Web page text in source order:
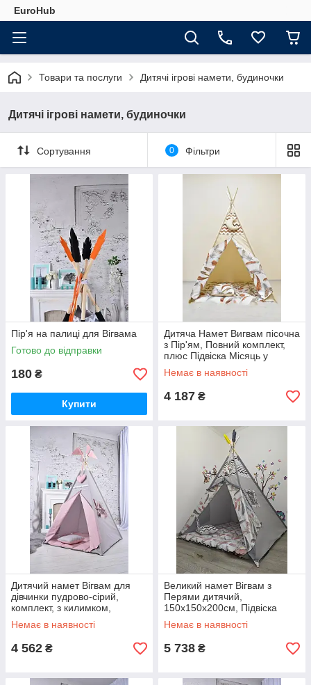
EuroHub
Товари та послуги Дитячі ігрові намети, будиночки
Дитячі ігрові намети, будиночки
Сортування 0 Фільтри
Пір'я на палиці для Вігвама
Готово до відправки
180 ₴
Купити
Дитяча Намет Вигвам пісочна
з Пір'ям, Повний комплект,
плюс Підвіска Місяць у
подарунок
Немає в наявності
4 187 ₴
Дитячий намет Вігвам для
дівчинки пудрово-сірий,
комплект, з килимком,
подушкою Подарунок підвіска
Серце
Немає в наявності
4 562 ₴
Великий намет Вігвам з
Перями дитячий,
150х150х200см, Підвіска
зверху в подарунок
Немає в наявності
5 738 ₴